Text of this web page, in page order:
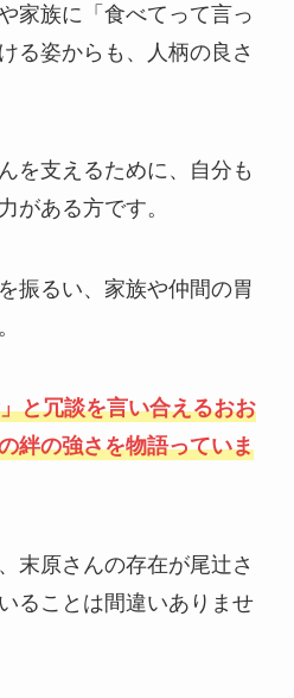
家族に「食べてって言っ
る姿からも、人柄の良さ
を支えるために、自分も
がある方です。
振るい、家族や仲間の胃
と冗談を言い合えるおお
絆の強さを物語っていま
末原さんの存在が尾辻さ
ることは間違いありませ